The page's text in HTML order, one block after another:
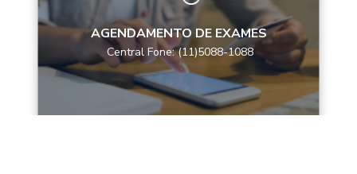
AGENDAMENTO DE EXAMES
Central Fone: (11)5088-1088